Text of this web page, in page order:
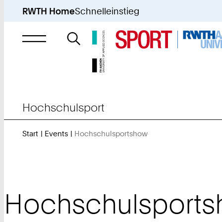
RWTH HomeSchnelleinstieg
Suche
nach
Hochschulsport
Start Events Hochschulsportshow